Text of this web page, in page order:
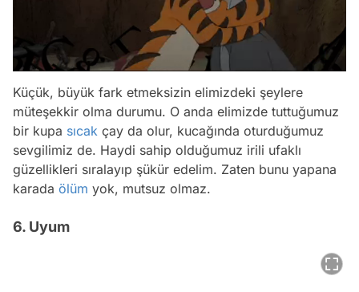
Küçük, büyük fark etmeksizin elimizdeki şeylere
müteşekkir olma durumu. O anda elimizde tuttuğumuz
bir kupa sıcak çay da olur, kucağında oturduğumuz
sevgilimiz de. Haydi sahip olduğumuz irili ufaklı
güzellikleri sıralayıp şükür edelim. Zaten bunu yapana
karada ölüm yok, mutsuz olmaz.
6. Uyum